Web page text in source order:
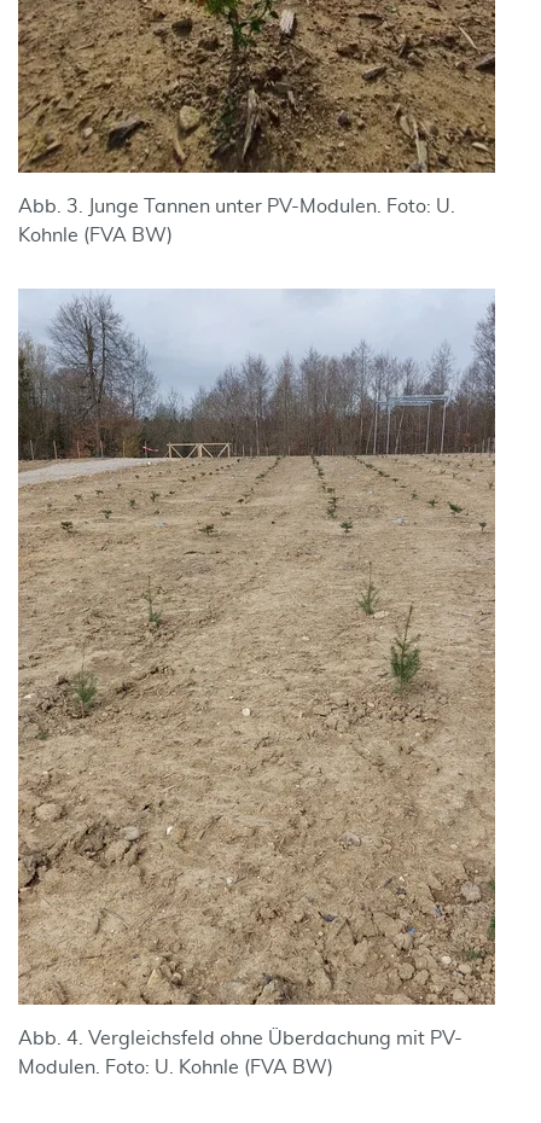
Abb. 3. Junge Tannen unter PV-Modulen. Foto: U.
Kohnle (FVA BW)
Abb. 4. Vergleichsfeld ohne Überdachung mit PV-
Modulen. Foto: U. Kohnle (FVA BW)